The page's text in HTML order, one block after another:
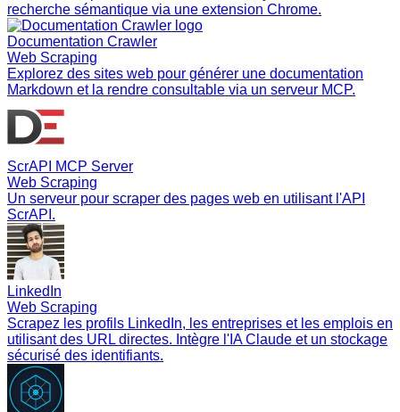
recherche sémantique via une extension Chrome.
Documentation Crawler
Web Scraping
Explorez des sites web pour générer une documentation
Markdown et la rendre consultable via un serveur MCP.
ScrAPI MCP Server
Web Scraping
Un serveur pour scraper des pages web en utilisant l'API
ScrAPI.
LinkedIn
Web Scraping
Scrapez les profils LinkedIn, les entreprises et les emplois en
utilisant des URL directes. Intègre l'IA Claude et un stockage
sécurisé des identifiants.